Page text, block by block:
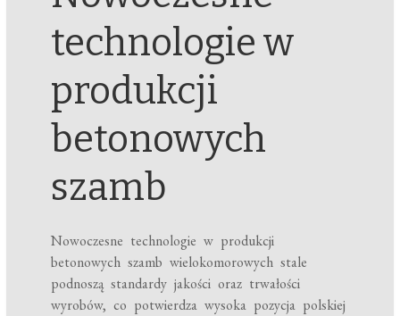
technologie w
produkcji
betonowych
szamb
Nowoczesne technologie w produkcji
betonowych szamb wielokomorowych stale
podnoszą standardy jakości oraz trwałości
wyrobów, co potwierdza wysoka pozycja polskiej